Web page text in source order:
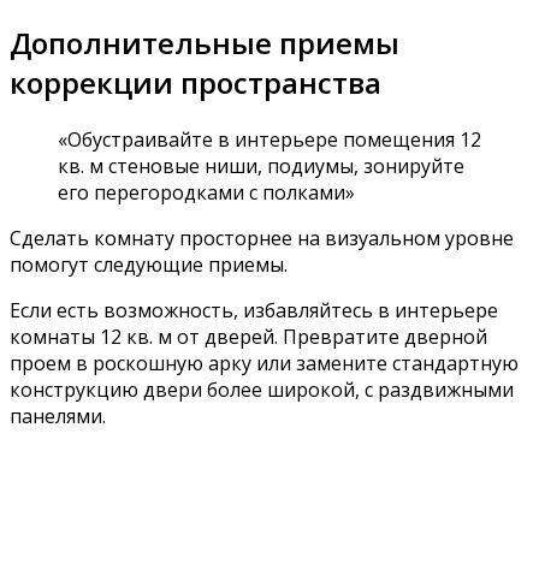
Дополнительные приемы
коррекции пространства
«Обустраивайте в интерьере помещения 12
кв. м стеновые ниши, подиумы, зонируйте
его перегородками с полками»
Сделать комнату просторнее на визуальном уровне
помогут следующие приемы.
Если есть возможность, избавляйтесь в интерьере
комнаты 12 кв. м от дверей. Превратите дверной
проем в роскошную арку или замените стандартную
конструкцию двери более широкой, с раздвижными
панелями.